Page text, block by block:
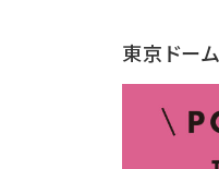
東京ドー